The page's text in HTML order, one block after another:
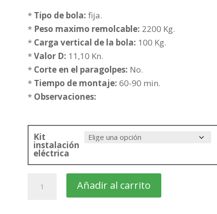
desde
218,65€
294,15€
* Tipo de bola: fija.
* Peso maximo remolcable: 2200 Kg.
* Carga vertical de la bola: 100 Kg.
*Valor D: 11,10 Kn.
* Corte en el paragolpes: No.
* Tiempo de montaje: 60-90 min.
* Observaciones:
Kit
instalación
eléctrica
Añadir al carrito